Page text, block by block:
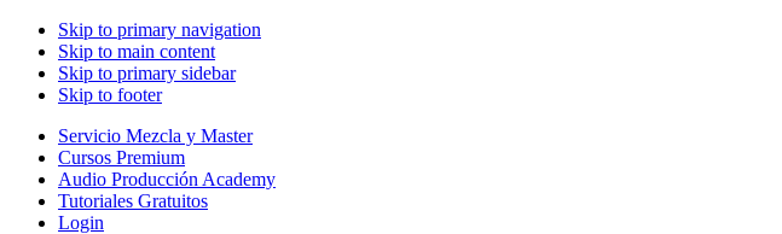
Skip to primary navigation
Skip to main content
Skip to primary sidebar
Skip to footer
Servicio Mezcla y Master
Cursos Premium
Audio Producción Academy
Tutoriales Gratuitos
Login